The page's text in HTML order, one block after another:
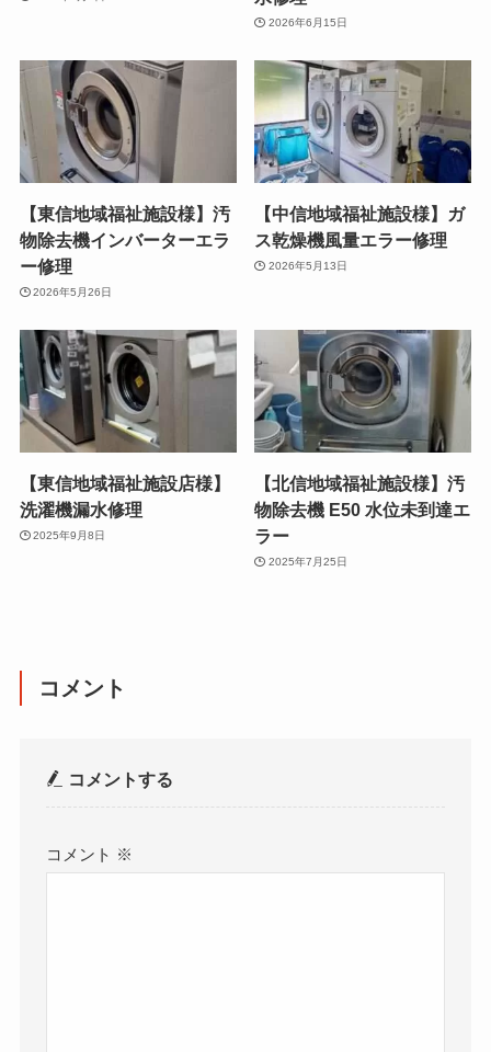
2026年6月15日
【東信地域福祉施設様】汚
物除去機インバーターエラ
ー修理
2026年5月26日
【中信地域福祉施設様】ガ
ス乾燥機風量エラー修理
2026年5月13日
【東信地域福祉施設店様】
洗濯機漏水修理
2025年9月8日
【北信地域福祉施設様】汚
物除去機 E50 水位未到達エ
ラー
2025年7月25日
コメント
コメントする
コメント ※